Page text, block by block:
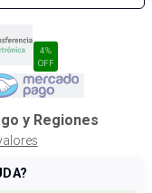
4%
OFF
y Regiones